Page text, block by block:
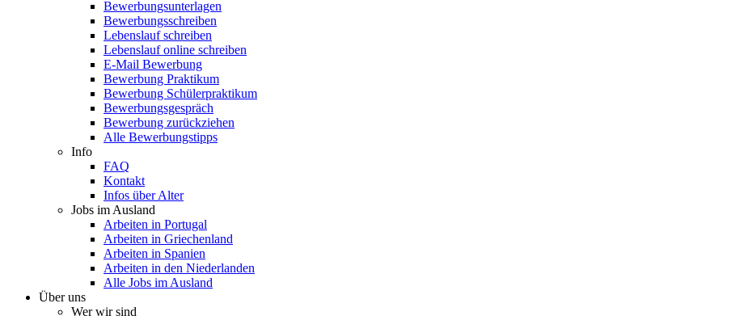
Bewerbungsunterlagen
Bewerbungsschreiben
Lebenslauf schreiben
Lebenslauf online schreiben
E-Mail Bewerbung
Bewerbung Praktikum
Bewerbung Schülerpraktikum
Bewerbungsgespräch
Bewerbung zurückziehen
Alle Bewerbungstipps
Info
FAQ
Kontakt
Infos über Alter
Jobs im Ausland
Arbeiten in Portugal
Arbeiten in Griechenland
Arbeiten in Spanien
Arbeiten in den Niederlanden
Alle Jobs im Ausland
Über uns
Wer wir sind